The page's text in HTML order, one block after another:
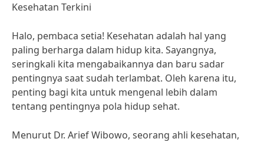
Kesehatan Terkini
Halo, pembaca setia! Kesehatan adalah hal yang
paling berharga dalam hidup kita. Sayangnya,
seringkali kita mengabaikannya dan baru sadar
pentingnya saat sudah terlambat. Oleh karena itu,
penting bagi kita untuk mengenal lebih dalam
tentang pentingnya pola hidup sehat.
Menurut Dr. Arief Wibowo, seorang ahli kesehatan,